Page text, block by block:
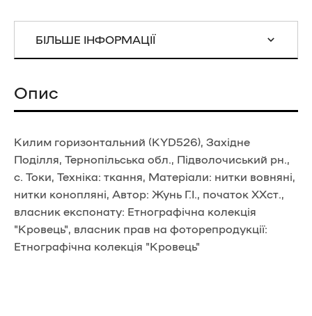
БІЛЬШЕ ІНФОРМАЦІЇ
Опис
Килим горизонтальний (KYD526), Західне
Поділля, Тернопільська обл., Підволочиський рн.,
с. Токи, Техніка: ткання, Матеріали: нитки вовняні,
нитки конопляні, Автор: Жунь Г.І., початок ХХст.,
власник експонату: Етнографічна колекція
"Кровець", власник прав на фоторепродукції:
Етнографічна колекція "Кровець"